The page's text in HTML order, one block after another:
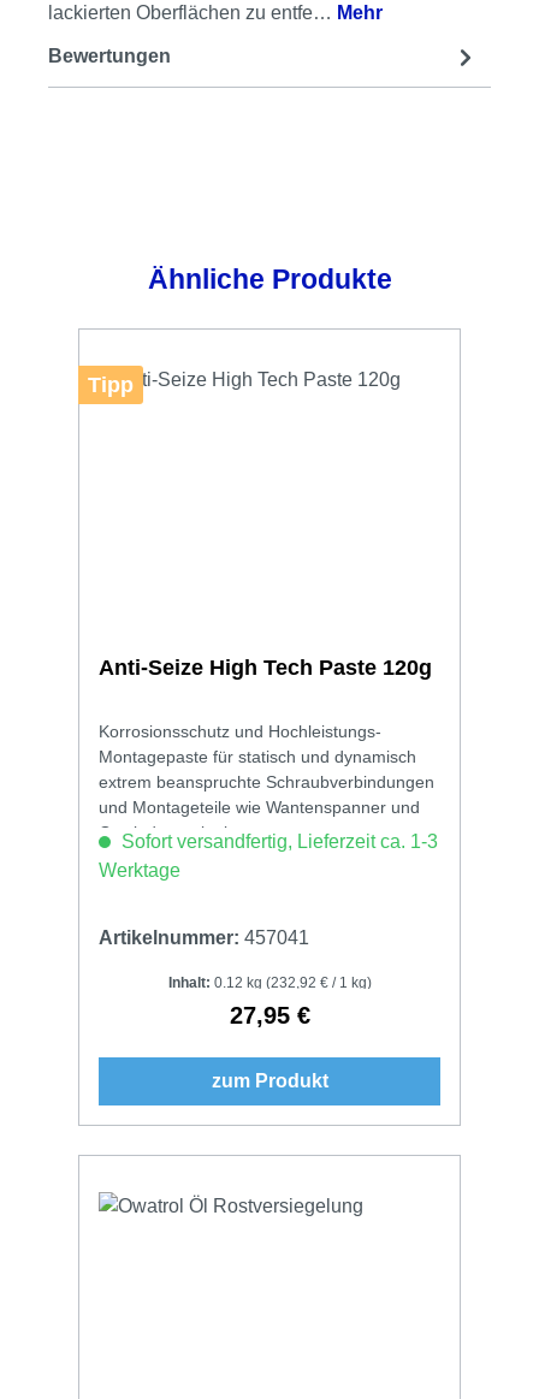
lackierten Oberflächen zu entfe… Mehr
Bewertungen
Produktgalerie überspringen
Ähnliche Produkte
Tipp
Anti-Seize High Tech Paste 120g
Korrosionsschutz und Hochleistungs-
Montagepaste für statisch und dynamisch
extrem beanspruchte Schraubverbindungen
und Montageteile wie Wantenspanner und
Gewindeterminals.
Sofort versandfertig, Lieferzeit ca. 1-3
Werktage
Artikelnummer: 457041
Inhalt: 0.12 kg (232,92 € / 1 kg)
Regulärer Preis:
27,95 €
zum Produkt